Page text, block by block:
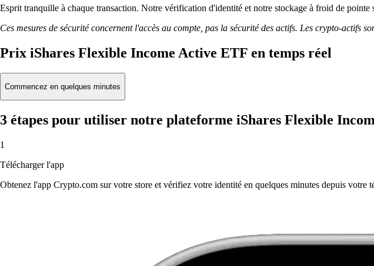
Esprit tranquille à chaque transaction. Notre vérification d'identité et notre stockage à froid de
Ces mesures de sécurité concernent l'accès au compte, pas la sécurité des actifs. Les crypto-actifs
Prix iShares Flexible Income Active ETF en temps réel
Commencez en quelques minutes
3 étapes pour utiliser notre plateforme iShares Flexible
1
Télécharger l'app
Obtenez l'app Crypto.com sur votre store et vérifiez votre identité en quelques minutes depuis votre